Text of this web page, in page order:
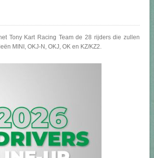
Tony Kart Racing Team de 28 rijders die zullen
MINI, OKJ-N, OKJ, OK en KZ/KZ2.